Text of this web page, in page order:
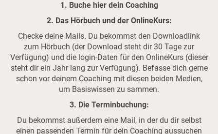
1. Buche hier dein Coaching
2. Das Hörbuch und der OnlineKurs:
Checke deine Mails. Du bekommst den Downloadlink
zum Hörbuch (der Download steht dir 30 Tage zur
Verfügung) und die login-Daten für den OnlineKurs (dieser
steht dir ein Jahr lang zur Verfügung). Befasse dich gerne
schon vor deinem Coaching mit diesen beiden Medien,
um Basiswissen zu sammen.
3. Die Terminbuchung:
Du bekommst außerdem eine Mail, in der du dir selbst
einen passenden Termin für dein Coaching aussuchen